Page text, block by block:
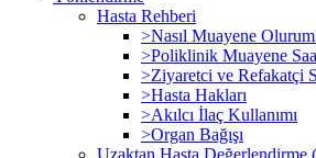
Hasta Rehberi
>Nasıl Muayene
>Poliklinik Muayene
>Ziyaretci ve Refakatçi
>Hasta Hakları
>Akılcı İlaç Kullanımı
>Organ Bağışı
Uzaktan Hasta Değerlendirme